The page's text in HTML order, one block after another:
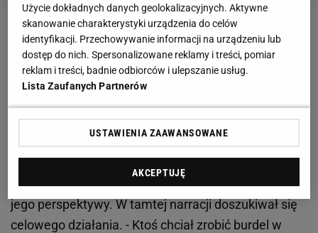
Zobacz wideoProbierz o depresji w futbolu: To jest
bardzo duży problem w piłce
Polanski przypomniał Euro 2012. Odniósł się do
bolesnego określenia. "Ktoś chciał zrobić burdel w
kadrze"
Po latach Polanski opowiedział, jak wyglądało to z
jego perspektywy. W tamtej narracji doszukiwał się
celowego działania. - Ktoś chciał zrobić burdel w
Użycie dokładnych danych geolokalizacyjnych. Aktywne
skanowanie charakterystyki urządzenia do celów
identyfikacji. Przechowywanie informacji na urządzeniu lub
dostęp do nich. Spersonalizowane reklamy i treści, pomiar
reklam i treści, badnie odbiorców i ulepszanie usług.
Lista Zaufanych Partnerów
USTAWIENIA ZAAWANSOWANE
AKCEPTUJĘ